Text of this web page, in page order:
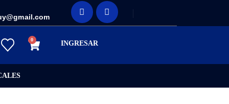
0 INGRESAR